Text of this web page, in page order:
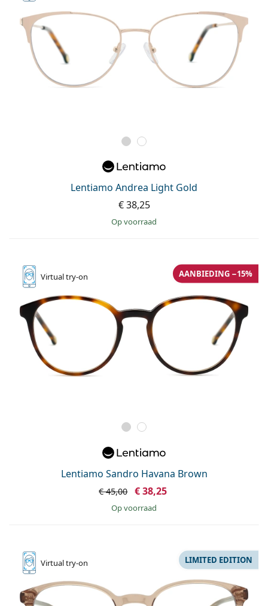
Lentiamo Andrea Light Gold
€ 38,25
op voorraad
Virtualtry-on
Lentiamo Sandro Havana Brown
AANBIEDING −15%
€ 45,00 € 38,25
op voorraad
Virtualtry-on LIMITED EDITION